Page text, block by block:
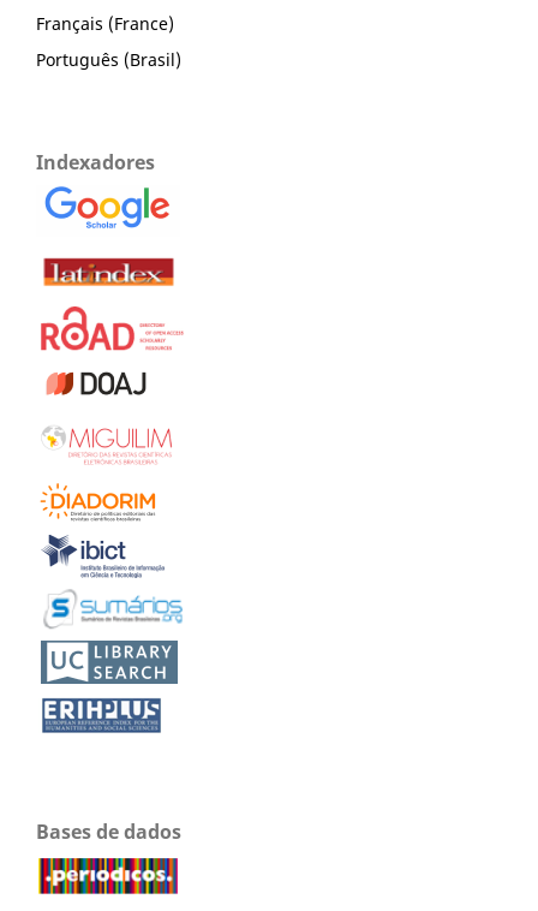
Français (France)
Português (Brasil)
Indexadores
Bases de dados